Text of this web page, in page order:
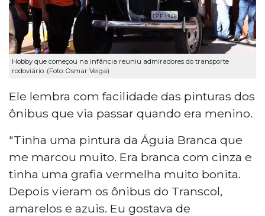
Hobby que começou na infância reuniu admiradores do transporte
rodoviário. (Foto: Osmar Veiga)
Ele lembra com facilidade das pinturas dos
ônibus que via passar quando era menino.
"Tinha uma pintura da Águia Branca que
me marcou muito. Era branca com cinza e
tinha uma grafia vermelha muito bonita.
Depois vieram os ônibus do Transcol,
amarelos e azuis. Eu gostava de